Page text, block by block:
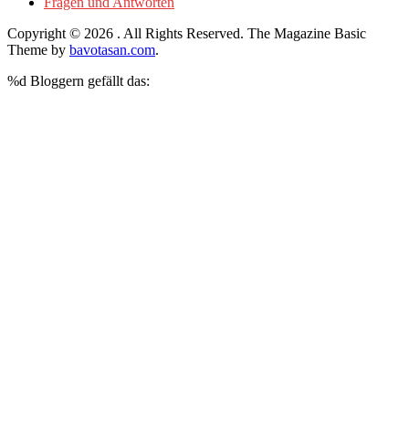
Copyright © 2026 . All Rights Reserved. The Magazine Basic
Theme by bavotasan.com.
%d Bloggern gefällt das: